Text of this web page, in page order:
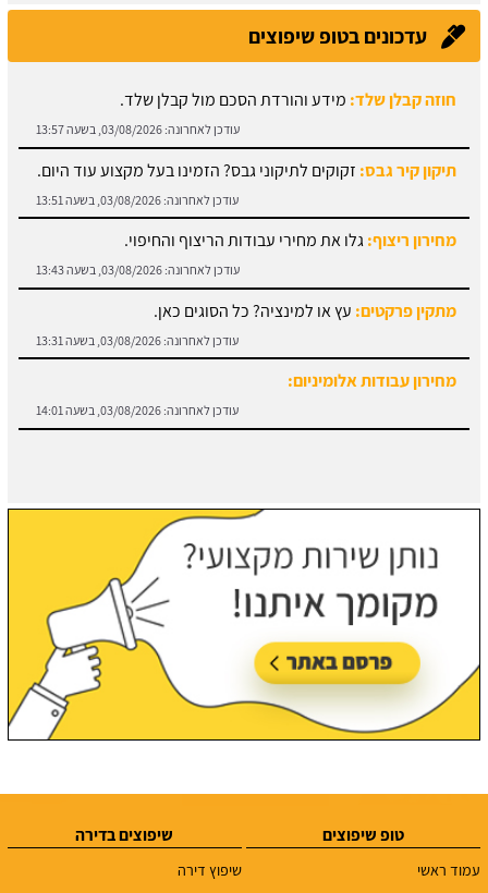
עדכונים בטופ שיפוצים
חוזה קבלן שלד: מידע והורדת הסכם מול קבלן שלד.
עודכן לאחרונה: 03/08/2026, בשעה 13:57
תיקון קיר גבס: זקוקים לתיקוני גבס? הזמינו בעל מקצוע עוד היום.
עודכן לאחרונה: 03/08/2026, בשעה 13:51
מחירון ריצוף: גלו את מחירי עבודות הריצוף והחיפוי.
עודכן לאחרונה: 03/08/2026, בשעה 13:43
מתקין פרקטים: עץ או למינציה? כל הסוגים כאן.
עודכן לאחרונה: 03/08/2026, בשעה 13:31
מחירון עבודות אלומיניום:
עודכן לאחרונה: 03/08/2026, בשעה 14:01
טופ שיפוצים
עמוד ראשי
שיפוצים בדירה
שיפוץ דירה